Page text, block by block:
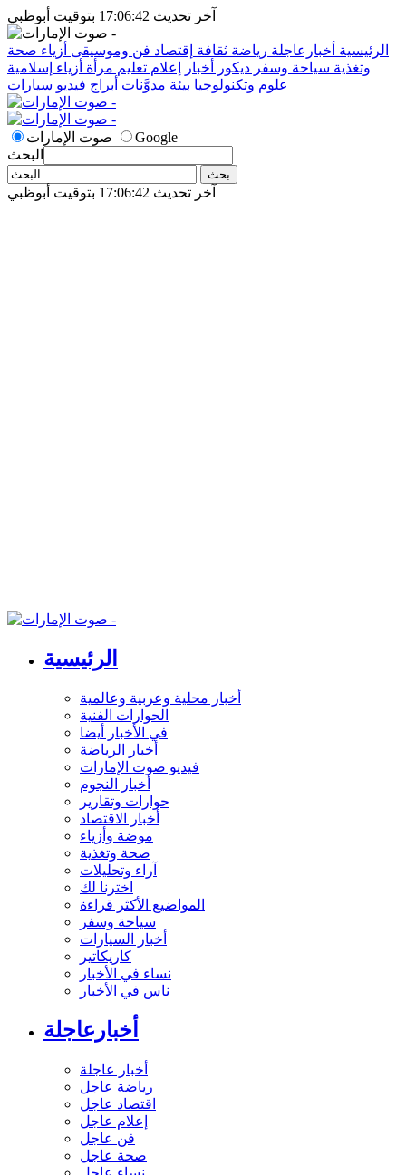
آخر تحديث 17:06:42 بتوقيت أبوظبي
الرئيسية أخبارعاجلة رياضة ثقافة إقتصاد فن وموسيقى أزياء صحة
وتغذية سياحة وسفر ديكور أخبار إعلام تعليم مرأة أزياء إسلامية
علوم وتكنولوجيا بيئة مدوَّنات أبراج فيديو سيارات
صوت الإمارات
Google
البحث
آخر تحديث 17:06:42 بتوقيت أبوظبي
الرئيسية
أخبار محلية وعربية وعالمية
الحوارات الفنية
في الأخبار أيضا
أخبار الرياضة
فيديو صوت الإمارات
أخبار النجوم
حوارات وتقارير
أخبار الاقتصاد
موضة وأزياء
صحة وتغذية
آراء وتحليلات
اخترنا لك
المواضيع الأكثر قراءة
سياحة وسفر
أخبار السيارات
كاريكاتير
نساء في الأخبار
ناس في الأخبار
أخبارعاجلة
أخبار عاجلة
رياضة عاجل
اقتصاد عاجل
إعلام عاجل
فن عاجل
صحة عاجل